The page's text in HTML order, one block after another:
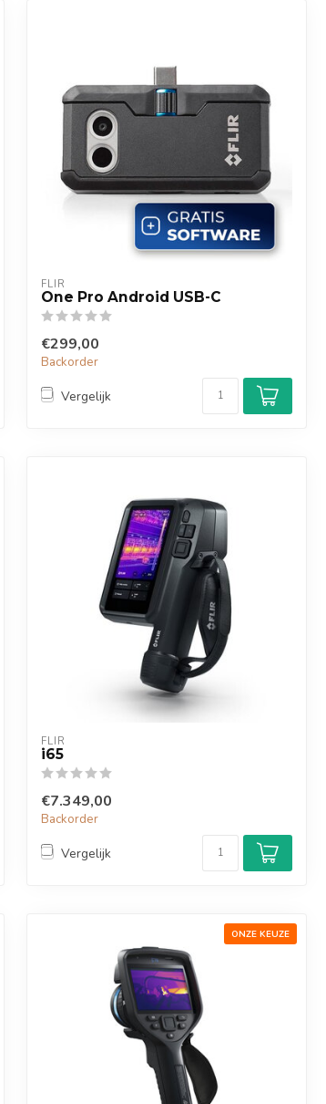
FLIR
One Pro Android USB-C
€299,00
Backorder
Vergelijk
FLIR
i65
€7.349,00
Backorder
Vergelijk
ONZE KEUZE